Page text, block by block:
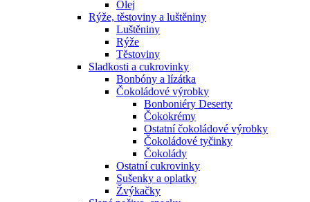
Olej
Rýže, těstoviny a luštěniny
Luštěniny
Rýže
Těstoviny
Sladkosti a cukrovinky
Bonbóny a lízátka
Čokoládové výrobky
Bonboniéry Deserty
Čokokrémy
Ostatní čokoládové výrobky
Čokoládové tyčinky
Čokolády
Ostatní cukrovinky
Sušenky a oplatky
Žvýkačky